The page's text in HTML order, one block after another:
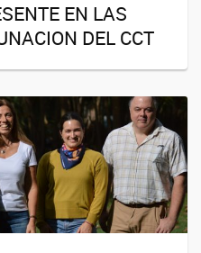
EN LAS
DEL CCT